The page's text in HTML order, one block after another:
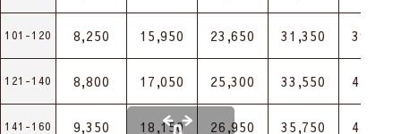
101-120 8,250 15,950 23,650 31,350 39,050
121-140 8,800 17,050 25,300 33,550 41,800
141-160 9,350 18,150 26,950 35,750 44,550